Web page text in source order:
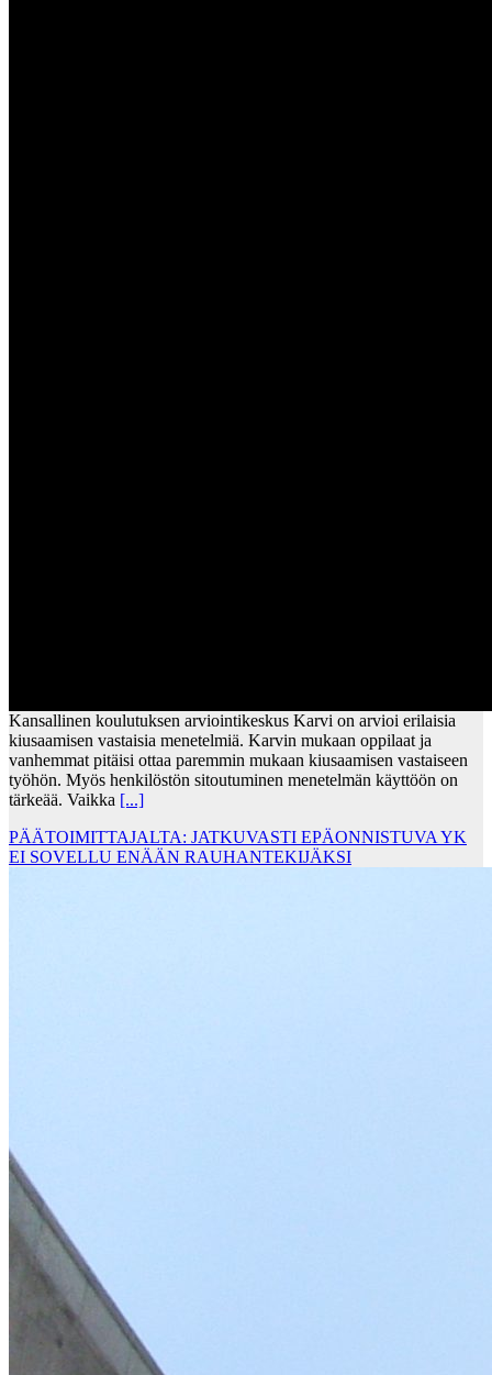
Kansallinen koulutuksen arviointikeskus Karvi on arvioi erilaisia
kiusaamisen vastaisia menetelmiä. Karvin mukaan oppilaat ja
vanhemmat pitäisi ottaa paremmin mukaan kiusaamisen vastaiseen
työhön. Myös henkilöstön sitoutuminen menetelmän käyttöön on
tärkeää. Vaikka [...]
PÄÄTOIMITTAJALTA: JATKUVASTI EPÄONNISTUVA YK
EI SOVELLU ENÄÄN RAUHANTEKIJÄKSI